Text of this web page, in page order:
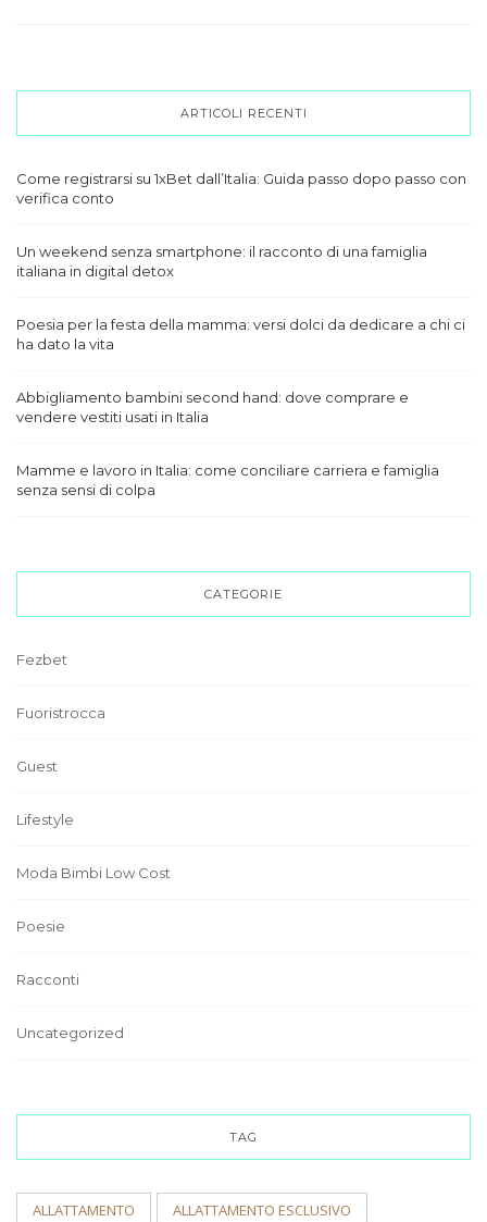
ARTICOLI RECENTI
Come registrarsi su 1xBet dall’Italia: Guida passo dopo passo con
verifica conto
Un weekend senza smartphone: il racconto di una famiglia
italiana in digital detox
Poesia per la festa della mamma: versi dolci da dedicare a chi ci
ha dato la vita
Abbigliamento bambini second hand: dove comprare e
vendere vestiti usati in Italia
Mamme e lavoro in Italia: come conciliare carriera e famiglia
senza sensi di colpa
CATEGORIE
Fezbet
Fuoristrocca
Guest
Lifestyle
Moda Bimbi Low Cost
Poesie
Racconti
Uncategorized
TAG
ALLATTAMENTO ALLATTAMENTO ESCLUSIVO